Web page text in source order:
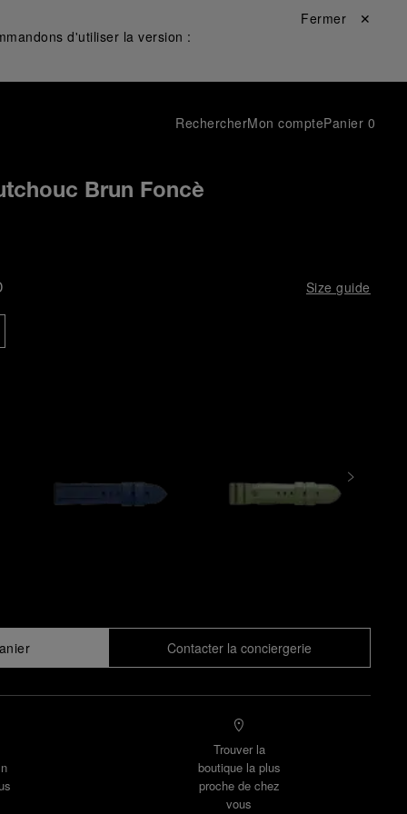
d'utiliser la version :
Fermer ✕
RechercherMon comptePanier 0
Brun Foncè
Size guide
Contacter la conciergerie
Trouver la
boutique la plus
proche de chez
vous